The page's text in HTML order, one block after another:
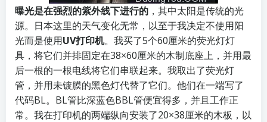
曝光是在强烈的紫外线下进行的 ，其中太阳是传统的光
源。日本这里的天气变化无常，以至于我决定不使用阳
光而是使用UV打印机。我买了5个60厘米的荧光灯灯
具，将它们并排固定在38×60厘米的木制底座上，并用最
后一根的一根电线将它们串联起来。我取出了荧光灯
管，并用未镀膜的黑色灯代替了它们。他们在一端写了
代码BL。BL管比深蓝色BBL管便宜得多，并且工作正
常。我在打印机的两端纵向安装了20×38厘米的木板，以